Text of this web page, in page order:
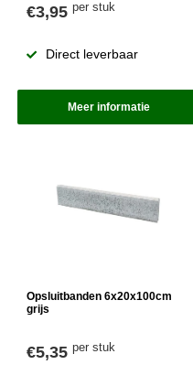
€3,95 per stuk
Direct leverbaar
Meer informatie
Opsluitbanden 6x20x100cm
grijs
€5,35 per stuk